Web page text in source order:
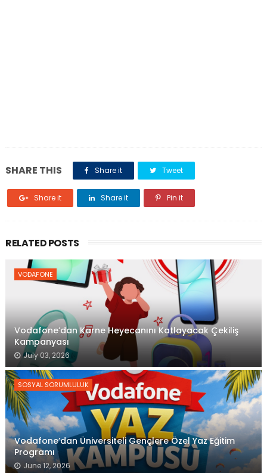
SHARE THIS Share it Tweet
Share it Share it Pin it
RELATED POSTS
VODAFONE
Vodafone’dan Karne Heyecanını Katlayacak Çekiliş
Kampanyası
July 03, 2026
SOSYAL SORUMLULUK
Vodafone’dan Üniversiteli Gençlere Özel Yaz Eğitim
Programı
June 12, 2026